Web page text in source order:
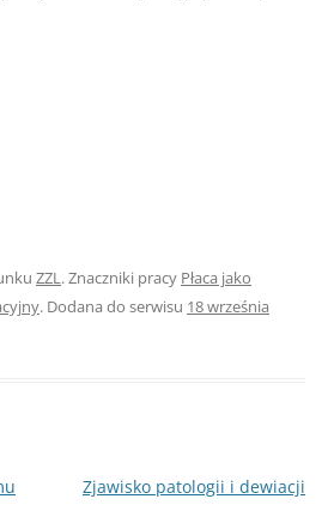
ZZL. Znaczniki pracy Płaca jako
. Dodana do serwisu 18 września
Zjawisko patologii i dewiacji